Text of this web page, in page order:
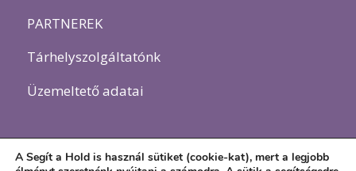
PARTNEREK
Tárhelyszolgáltatónk
Üzemeltető adatai
A Segít a Hold is használ sütiket (cookie-kat), mert a legjobb